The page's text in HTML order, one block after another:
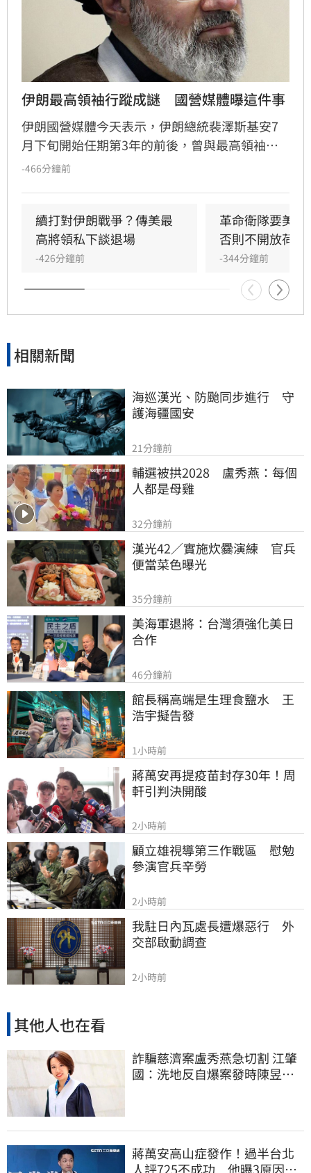
伊朗最高領袖行蹤成謎　國營媒體曝這件事
伊朗國營媒體今天表示，伊朗總統裴澤斯基安7
月下旬開始任期第3年的前後，曾與最高領袖穆
吉塔巴‧哈米尼會面。穆吉塔巴3月接替父親出
-466分鐘前
續打對伊朗戰爭？傳美最
高將領私下談退場
-426分鐘前
革命衛隊要美
否則不開放荷莫
-344分鐘前
相關新聞
海巡漢光、防颱同步進行　守
護海疆國安
21分鐘前
輔選被拱2028　盧秀燕：每個
人都是母雞
32分鐘前
漢光42／實施炊爨演練　官兵
便當菜色曝光
35分鐘前
美海軍退將：台灣須強化美日
合作
46分鐘前
館長稱高端是生理食鹽水　王
浩宇擬告發
1小時前
蔣萬安再提疫苗封存30年！周
軒引判決開酸
2小時前
顧立雄視導第三作戰區　慰勉
參演官兵辛勞
2小時前
我駐日內瓦處長遭爆惡行　外
交部啟動調查
2小時前
其他人也在看
詐騙慈濟案盧秀燕急切割 江肇
國：洗地反自爆案發時陳昱瑄
蔣萬安高山症發作！過半台北
人評725不成功 他曝3原因：